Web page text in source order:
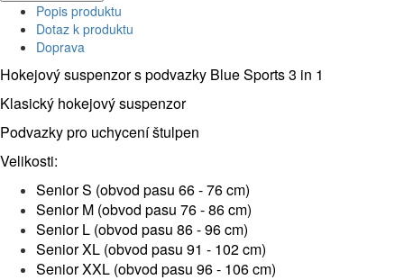
Popis produktu
Dotaz k produktu
Doprava
Hokejový suspenzor s podvazky Blue Sports 3 in 1
Klasický hokejový suspenzor
Podvazky pro uchycení štulpen
Velikosti:
Senior S (obvod pasu 66 - 76 cm)
Senior M (obvod pasu 76 - 86 cm)
Senior L (obvod pasu 86 - 96 cm)
Senior XL (obvod pasu 91 - 102 cm)
Senior XXL (obvod pasu 96 - 106 cm)